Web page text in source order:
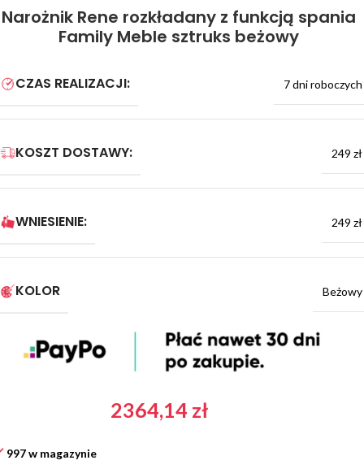
Narożnik Rene rozkładany z funkcją spania
Family Meble sztruks beżowy
CZAS REALIZACJI: 7 dni roboczych
KOSZT DOSTAWY: 249 zł
WNIESIENIE: 249 zł
KOLOR Beżowy
2364,14 zł
997 w magazynie